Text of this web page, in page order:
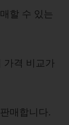
할 수 있는
가격 비교가
매합니다.